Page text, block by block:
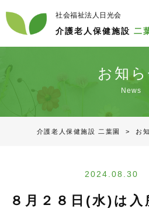
社会福祉法人日光会
介護老人保健施設 二
お知
News
介護老人保健施設 二葉園 > お
2024.08.30
８月２８日(水)は入